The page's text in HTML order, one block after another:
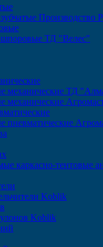
зубчатые Производство
шпоровые ТД "Велес"
механические ТД
механические
пневматические
каркасно-тентовые
Koblik
Koblik